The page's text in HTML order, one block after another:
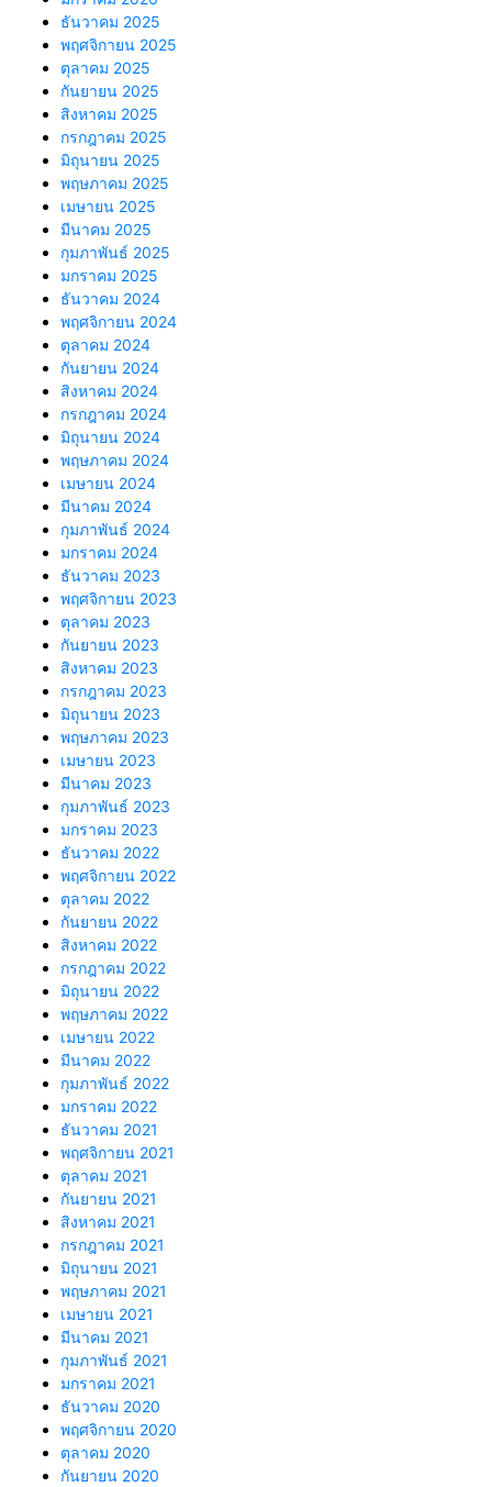
ธันวาคม 2025
พฤศจิกายน 2025
ตุลาคม 2025
กันยายน 2025
สิงหาคม 2025
กรกฎาคม 2025
มิถุนายน 2025
พฤษภาคม 2025
เมษายน 2025
มีนาคม 2025
กุมภาพันธ์ 2025
มกราคม 2025
ธันวาคม 2024
พฤศจิกายน 2024
ตุลาคม 2024
กันยายน 2024
สิงหาคม 2024
กรกฎาคม 2024
มิถุนายน 2024
พฤษภาคม 2024
เมษายน 2024
มีนาคม 2024
กุมภาพันธ์ 2024
มกราคม 2024
ธันวาคม 2023
พฤศจิกายน 2023
ตุลาคม 2023
กันยายน 2023
สิงหาคม 2023
กรกฎาคม 2023
มิถุนายน 2023
พฤษภาคม 2023
เมษายน 2023
มีนาคม 2023
กุมภาพันธ์ 2023
มกราคม 2023
ธันวาคม 2022
พฤศจิกายน 2022
ตุลาคม 2022
กันยายน 2022
สิงหาคม 2022
กรกฎาคม 2022
มิถุนายน 2022
พฤษภาคม 2022
เมษายน 2022
มีนาคม 2022
กุมภาพันธ์ 2022
มกราคม 2022
ธันวาคม 2021
พฤศจิกายน 2021
ตุลาคม 2021
กันยายน 2021
สิงหาคม 2021
กรกฎาคม 2021
มิถุนายน 2021
พฤษภาคม 2021
เมษายน 2021
มีนาคม 2021
กุมภาพันธ์ 2021
มกราคม 2021
ธันวาคม 2020
พฤศจิกายน 2020
ตุลาคม 2020
กันยายน 2020